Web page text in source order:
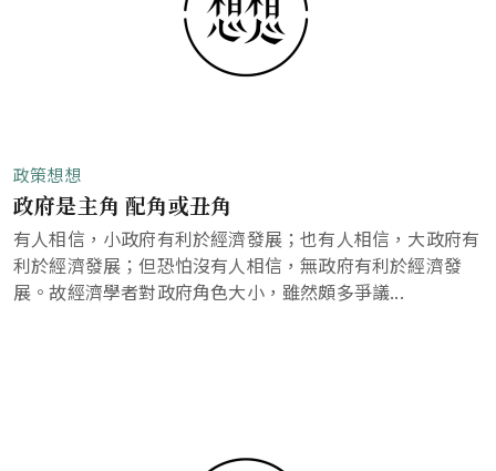
政策想想
政府是主角 配角或丑角
有人相信，小政府有利於經濟發展；也有人相信，大政府有
利於經濟發展；但恐怕沒有人相信，無政府有利於經濟發
展。故經濟學者對政府角色大小，雖然頗多爭議...